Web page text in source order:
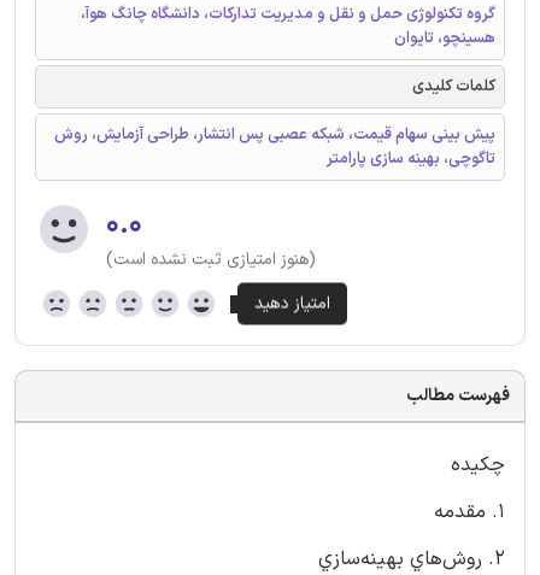
گروه تکنولوژی حمل و نقل و مدیریت تدارکات، دانشگاه چانگ هوآ،
هسینچو، تایوان
کلمات کلیدی
پیش بینی سهام قیمت، شبکه عصبی پس انتشار، طراحی آزمایش، روش
تاگوچی، بهینه سازی پارامتر
۰.۰
(هنوز امتیازی ثبت نشده است)
فهرست مطالب
چکیده
1. مقدمه
2. روش‌هاي بهينه‌سازي